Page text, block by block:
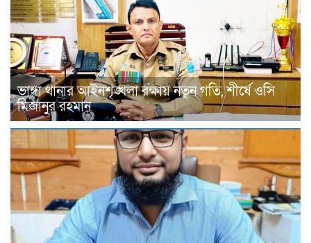
ভাঙ্গা থানার আইনশৃঙ্খলা রক্ষায় নতুন গতি, শীর্ষে ওসি
মিজানুর রহমান